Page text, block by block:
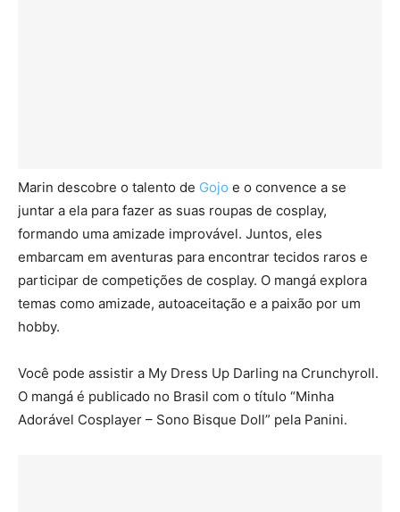
Marin descobre o talento de Gojo e o convence a se
juntar a ela para fazer as suas roupas de cosplay,
formando uma amizade improvável. Juntos, eles
embarcam em aventuras para encontrar tecidos raros e
participar de competições de cosplay. O mangá explora
temas como amizade, autoaceitação e a paixão por um
hobby.
Você pode assistir a My Dress Up Darling na Crunchyroll.
O mangá é publicado no Brasil com o título “Minha
Adorável Cosplayer – Sono Bisque Doll” pela Panini.